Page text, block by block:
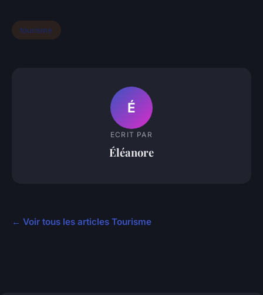
tourisme
É
ECRIT PAR
Éléanore
← Voir tous les articles Tourisme